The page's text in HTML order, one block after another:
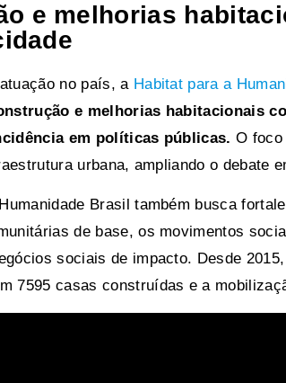
e melhorias
no país, a Habitat para a
e melhorias habitacionais
em políticas públicas. O foco
urbana, ampliando o debate
Brasil também busca
de base, os movimentos
sociais de impacto. Desde
7595 casas construídas e a